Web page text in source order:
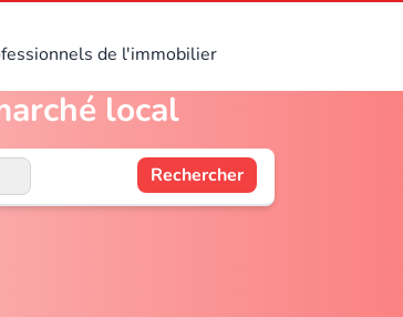
de l'immobilier
local
Rechercher